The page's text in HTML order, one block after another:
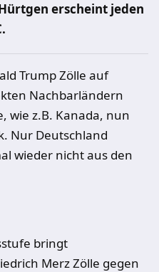
erscheint jeden
Trump Zölle auf
Nachbarländern
wie z.B. Kanada, nun
Nur Deutschland
wieder nicht aus den
bringt
Merz Zölle gegen